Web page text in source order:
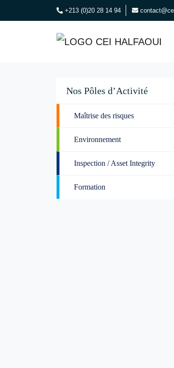
+213 (0)20 28 14 94
Nos Pôles d’Activité
Maîtrise des risques
Environnement
Inspection / Asset Integrity
Formation